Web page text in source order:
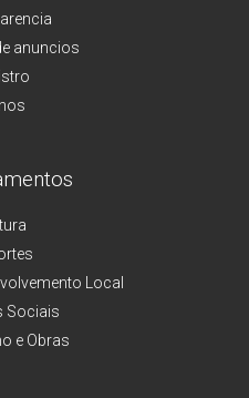
anuncios
Local
Sociais
e Obras